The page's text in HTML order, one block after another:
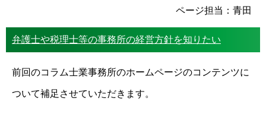
ページ担当：青田
弁護士や税理士等の事務所の経営方針を知りたい
前回のコラム士業事務所のホームページのコンテンツに
ついて補足させていただきます。